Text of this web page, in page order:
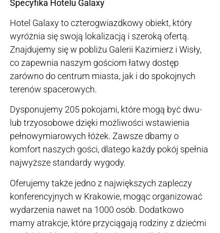
Specyfika Hotelu Galaxy
Hotel Galaxy to czterogwiazdkowy obiekt, który
wyróżnia się swoją lokalizacją i szeroką ofertą.
Znajdujemy się w pobliżu Galerii Kazimierz i Wisły,
co zapewnia naszym gościom łatwy dostęp
zarówno do centrum miasta, jak i do spokojnych
terenów spacerowych.
Dysponujemy 205 pokojami, które mogą być dwu-
lub trzyosobowe dzięki możliwości wstawienia
pełnowymiarowych łóżek. Zawsze dbamy o
komfort naszych gości, dlatego każdy pokój spełnia
najwyższe standardy wygody.
Oferujemy także jedno z największych zapleczy
konferencyjnych w Krakowie, mogąc organizować
wydarzenia nawet na 1000 osób. Dodatkowo
mamy atrakcje, które przyciągają rodziny z dziećmi